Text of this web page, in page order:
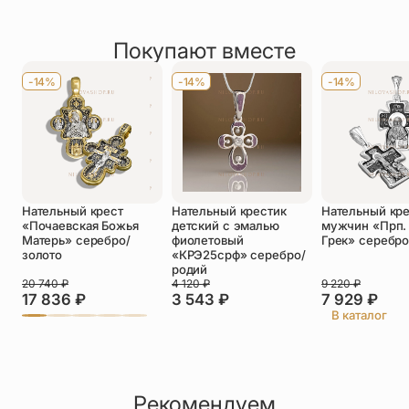
Оставить отзыв
Телефон*
Отзыв*
Прикрепить фото
Покупают вместе
-14%
Нательный крест
«Почаевская Божья
Матерь» серебро/
золото
17 836 ₽
20 740₽
-14%
Нательный крестик
детский с эмалью
фиолетовый
«КРЭ25срф» серебро/
родий
3 543 ₽
4 120₽
-14%
Нательный
мужчин
Грек» серебро
7 929 ₽
9 220₽
В каталог